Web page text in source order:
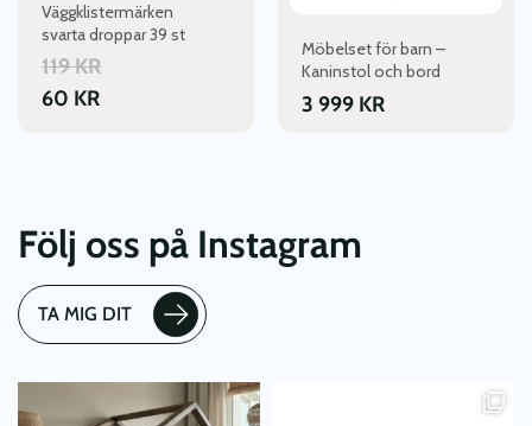
Väggklistermärken
svarta droppar 39 st
119KR
60 KR
Möbelset för barn –
Kaninstol och bord
3 999 KR
produktsidan
Följ oss på Instagram
TA MIG DIT